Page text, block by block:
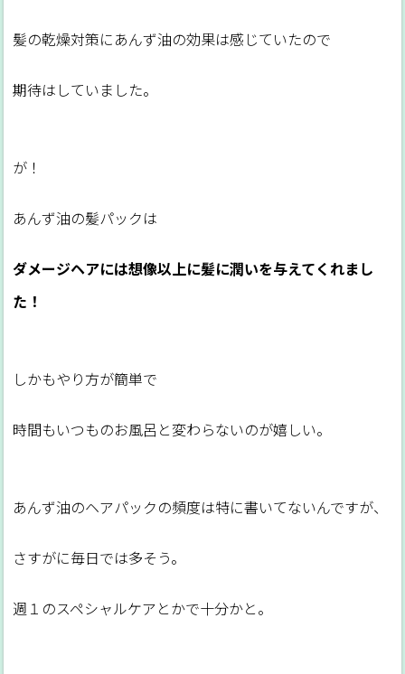
髪の乾燥対策にあんず油の効果は感じていたので
期待はしていました。
が！
あんず油の髪パックは
ダメージヘアには想像以上に髪に潤いを与えてくれまし
た！
しかもやり方が簡単で
時間もいつものお風呂と変わらないのが嬉しい。
あんず油のヘアパックの頻度は特に書いてないんですが、
さすがに毎日では多そう。
週１のスペシャルケアとかで十分かと。